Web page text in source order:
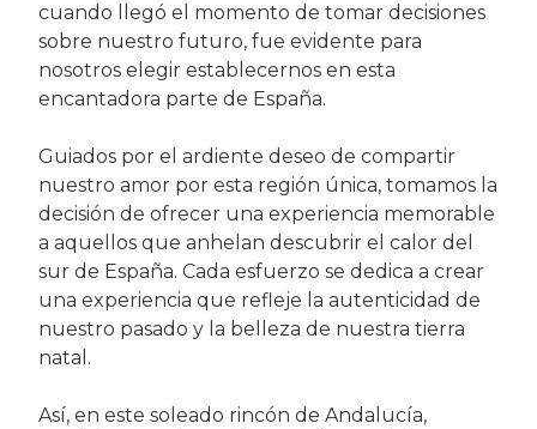
cuando llegó el momento de tomar decisiones
sobre nuestro futuro, fue evidente para
nosotros elegir establecernos en esta
encantadora parte de España.
Guiados por el ardiente deseo de compartir
nuestro amor por esta región única, tomamos la
decisión de ofrecer una experiencia memorable
a aquellos que anhelan descubrir el calor del
sur de España. Cada esfuerzo se dedica a crear
una experiencia que refleje la autenticidad de
nuestro pasado y la belleza de nuestra tierra
natal.
Así, en este soleado rincón de Andalucía,